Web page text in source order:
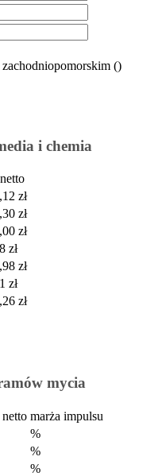
()
i chemia
zł
zł
zł
zł
zł
zł
zł
mycia
marża impulsu
%
%
%